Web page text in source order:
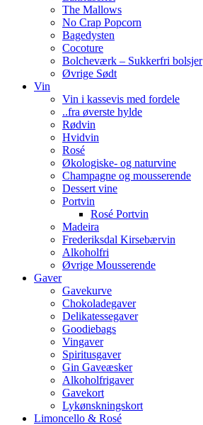
The Mallows
No Crap Popcorn
Bagedysten
Cocoture
Bolcheværk – Sukkerfri bolsjer
Øvrige Sødt
Vin
Vin i kassevis med fordele
..fra øverste hylde
Rødvin
Hvidvin
Rosé
Økologiske- og naturvine
Champagne og mousserende
Dessert vine
Portvin
Rosé Portvin
Madeira
Frederiksdal Kirsebærvin
Alkoholfri
Øvrige Mousserende
Gaver
Gavekurve
Chokoladegaver
Delikatessegaver
Goodiebags
Vingaver
Spiritusgaver
Gin Gaveæsker
Alkoholfrigaver
Gavekort
Lykønskningskort
Limoncello & Rosé